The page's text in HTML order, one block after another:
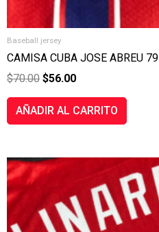
Baseball jersey
CAMISA CUBA JOSE ABREU 79
$70.00 $56.00
AÑADIR AL CARRITO
EL
PRECIO
ORIGINAL
ERA:
$70.00.
ACTUAL
ES:
$56.00.